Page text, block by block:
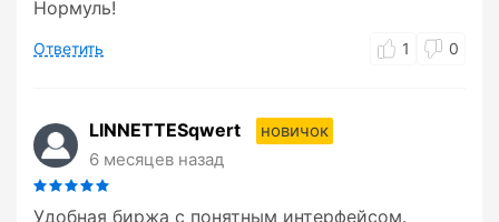
Нормуль!
Ответить 1 0
LINNETTESqwert
новичок
6 месяцев назад
Удобная биржа с понятным интерфейсом.